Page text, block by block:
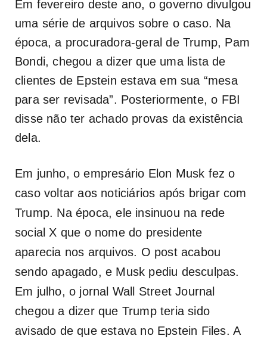
Em fevereiro deste ano, o governo divulgou
uma série de arquivos sobre o caso. Na
época, a procuradora-geral de Trump, Pam
Bondi, chegou a dizer que uma lista de
clientes de Epstein estava em sua “mesa
para ser revisada”. Posteriormente, o FBI
disse não ter achado provas da existência
dela.
Em junho, o empresário Elon Musk fez o
caso voltar aos noticiários após brigar com
Trump. Na época, ele insinuou na rede
social X que o nome do presidente
aparecia nos arquivos. O post acabou
sendo apagado, e Musk pediu desculpas.
Em julho, o jornal Wall Street Journal
chegou a dizer que Trump teria sido
avisado de que estava no Epstein Files. A